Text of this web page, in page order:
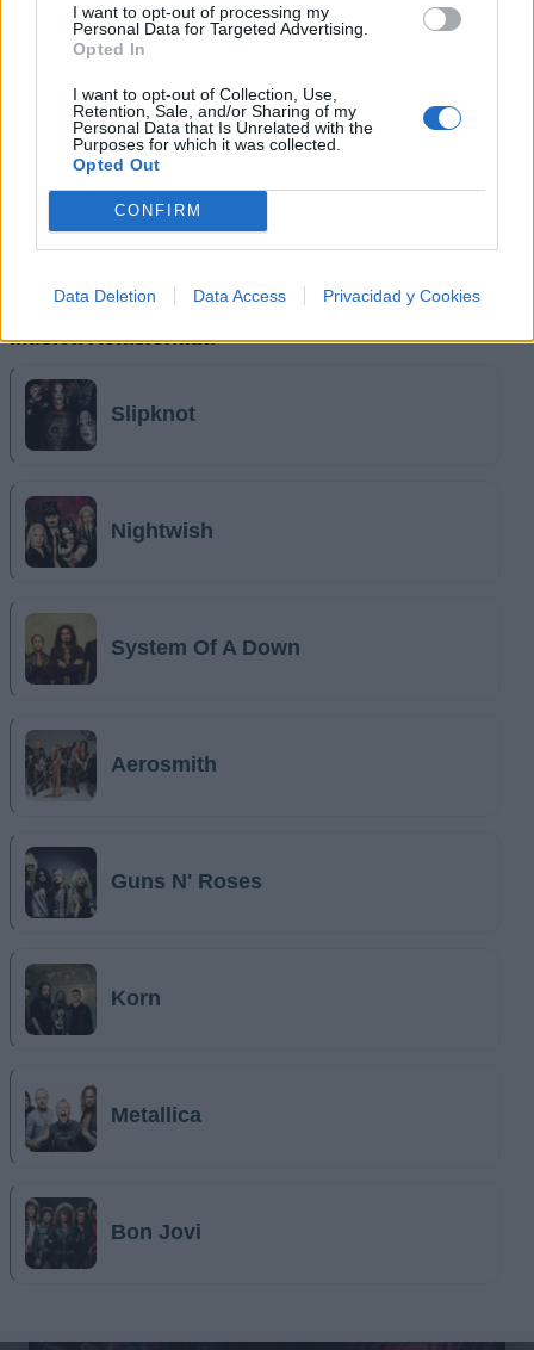
I want to opt-out of processing my
Personal Data for Targeted Advertising.
Opted In
I want to opt-out of Collection, Use,
Retention, Sale, and/or Sharing of my
Personal Data that Is Unrelated with the
Purposes for which it was collected.
Opted Out
CONFIRM
Data Deletion Data Access Privacidad y Cookies
Música Relacionada
Slipknot
Nightwish
System Of A Down
Aerosmith
Guns N' Roses
Korn
Metallica
Bon Jovi